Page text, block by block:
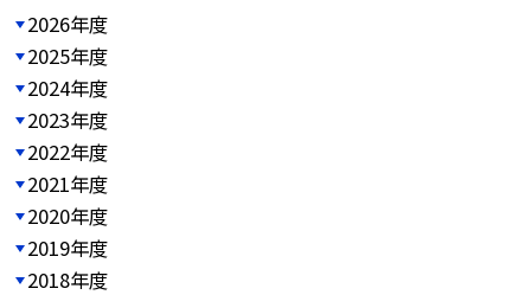
2026年度
2025年度
2024年度
2023年度
2022年度
2021年度
2020年度
2019年度
2018年度